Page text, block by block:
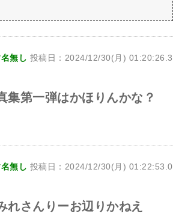
無し 投稿日：2024/12/30(月) 01:20:26.3
集第一弾はかほりんかな？
無し 投稿日：2024/12/30(月) 01:22:53.0
れさんりーお辺りかねえ